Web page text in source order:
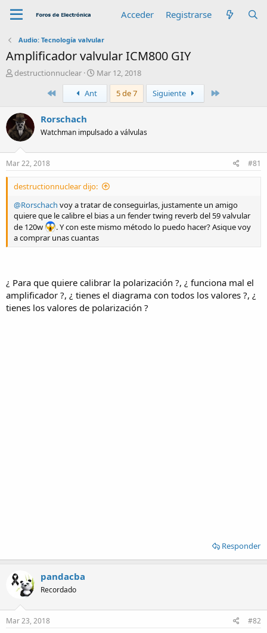
Acceder Registrarse
Audio: Tecnología valvular
Amplificador valvular ICM800 GIY
A
r
destructionnuclear
F
e
c
h
e
i
o
Mar 12, 2018
PrimeroAnt 5 de 7 Siguiente
Rorschach
Watchman impulsado a válvulas
Mar 22, 2018 #81
destructionnuclear dijo:
@Rorschach voy a tratar de conseguirlas, justamente un amigo
quiere que le calibre el bias a un fender twing reverb del 59 valvular
de 120w
. Y con este mismo método lo puedo hacer? Asique voy
a comprar unas cuantas
¿ Para que quiere calibrar la polarización ?, ¿ funciona mal el
amplificador ?, ¿ tienes el diagrama con todos los valores ?, ¿
tienes los valores de polarización ?
Responder
pandacba
Recordado
Mar 23, 2018 #82